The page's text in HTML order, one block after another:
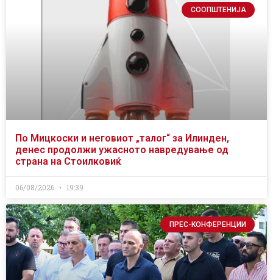
СООПШТЕНИЈА
По Мицкоски и неговиот „талог“ за Илинден,
денес продолжи ужасното навредување од
страна на Стоилковиќ
06/08/2026 19:39
ПРЕС-КОНФЕРЕНЦИИ